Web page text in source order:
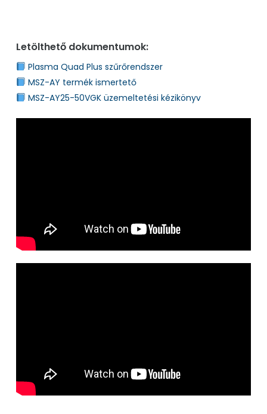
Letölthető dokumentumok:
Plasma Quad Plus szűrőrendszer
MSZ-AY termék ismertető
MSZ-AY25-50VGK üzemeltetési kézikönyv